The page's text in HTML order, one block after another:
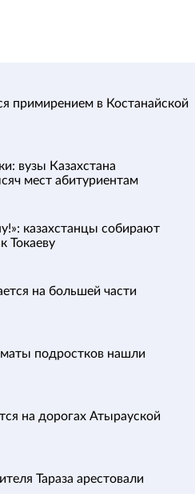
примирением в Костанайской
вузы Казахстана
мест абитуриентам
казахстанцы собирают
Токаеву
на большей части
подростков нашли
на дорогах Атырауской
Тараза арестовали